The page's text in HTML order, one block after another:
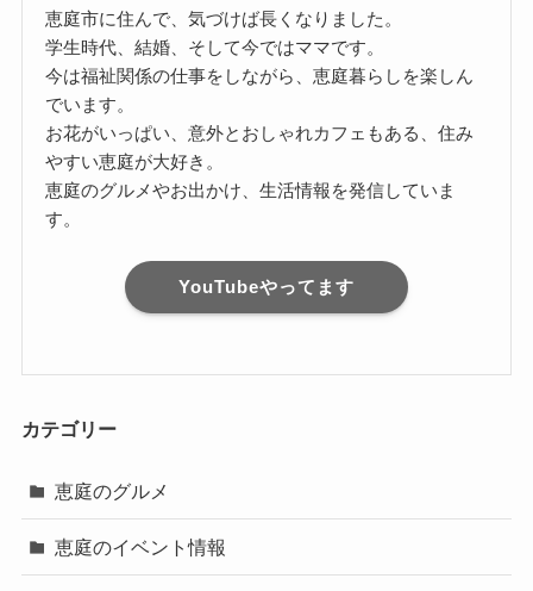
恵庭市に住んで、気づけば長くなりました。
学生時代、結婚、そして今ではママです。
今は福祉関係の仕事をしながら、恵庭暮らしを楽しん
でいます。
お花がいっぱい、意外とおしゃれカフェもある、住み
やすい恵庭が大好き。
恵庭のグルメやお出かけ、生活情報を発信していま
す。
YouTubeやってます
カテゴリー
恵庭のグルメ
恵庭のイベント情報